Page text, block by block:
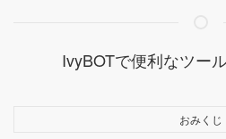
IvyBOTで便利なツー
おみくじ